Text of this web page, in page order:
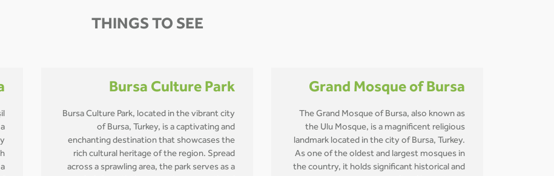
THINGS TO SEE
Grand Mosque of Bursa
The Grand Mosque of Bursa, also known as
the Ulu Mosque, is a magnificent religious
landmark located in the city of Bursa, Turkey.
As one of the oldest and largest mosques in
the country, it holds significant historical and
Bursa Culture Park
Bursa Culture Park, located in the vibrant city
of Bursa, Turkey, is a captivating and
enchanting destination that showcases the
rich cultural heritage of the region. Spread
across a sprawling area, the park serves as a